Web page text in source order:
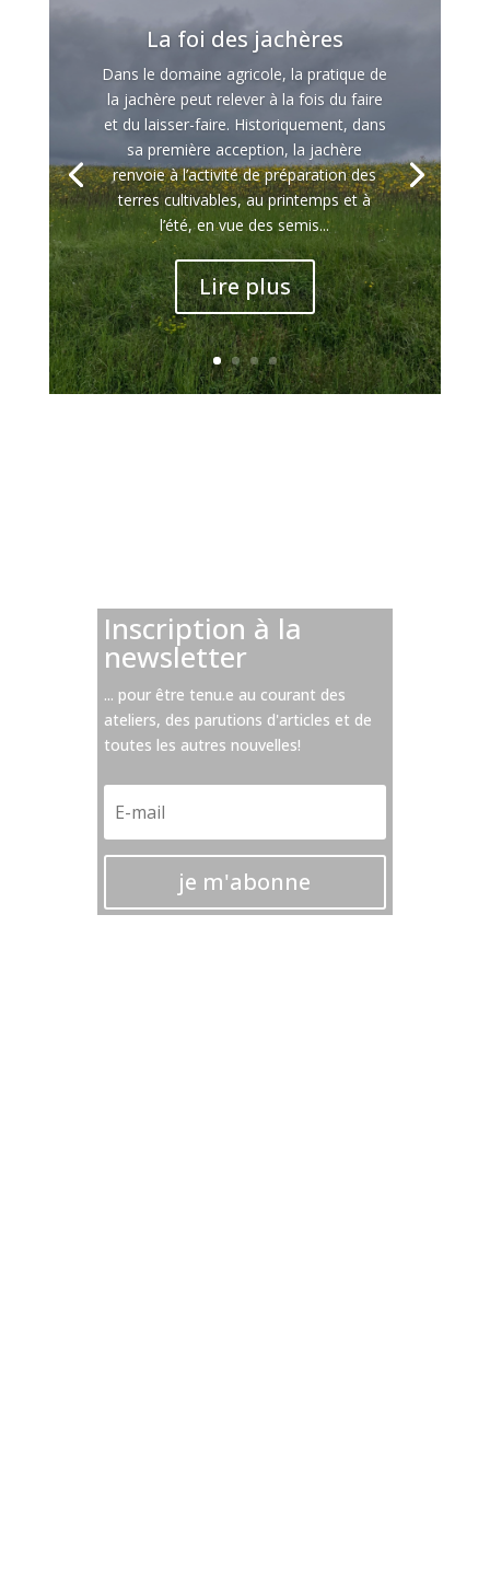
La foi des jachères
Dans le domaine agricole, la pratique de
la jachère peut relever à la fois du faire
et du laisser-faire. Historiquement, dans
sa première acception, la jachère
renvoie à l’activité de préparation des
terres cultivables, au printemps et à
l’été, en vue des semis...
Lire plus
Inscription à la
newsletter
... pour être tenu.e au courant des
ateliers, des parutions d'articles et de
toutes les autres nouvelles!
je m'abonne